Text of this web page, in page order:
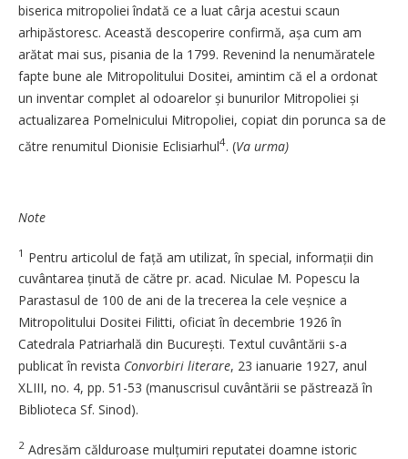
biserica mitropoliei îndată ce a luat cârja acestui scaun
arhipăstoresc. Această descoperire confirmă, așa cum am
arătat mai sus, pisania de la 1799. Revenind la nenumăratele
fapte bune ale Mitropolitului Dositei, amintim că el a ordonat
un inventar complet al odoarelor și bunurilor Mitropoliei și
actualizarea Pomelnicului Mitropoliei, copiat din porunca sa de
către renumitul Dionisie Eclisiarhul4. (Va urma)
Note
1 Pentru articolul de față am utilizat, în special, informații din
cuvântarea ținută de către pr. acad. Niculae M. Popescu la
Parastasul de 100 de ani de la trecerea la cele veșnice a
Mitropolitului Dositei Filitti, oficiat în decembrie 1926 în
Catedrala Patriarhală din București. Textul cuvântării s-a
publicat în revista Convorbiri literare, 23 ianuarie 1927, anul
XLIII, no. 4, pp. 51-53 (manuscrisul cuvântării se păs­trează în
Biblioteca Sf. Sinod).
2 Adresăm călduroase mulțumiri reputatei doamne istoric